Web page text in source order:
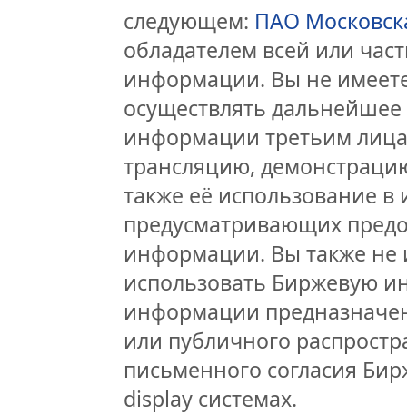
следующем: ПАО
обладателем всей или
информации. Вы не
осуществлять
информации третьим
трансляцию,
также её использование
предусматривающих
информации. Вы также не
использовать Биржевую
информации
или публичного
письменного согласия
display системах.